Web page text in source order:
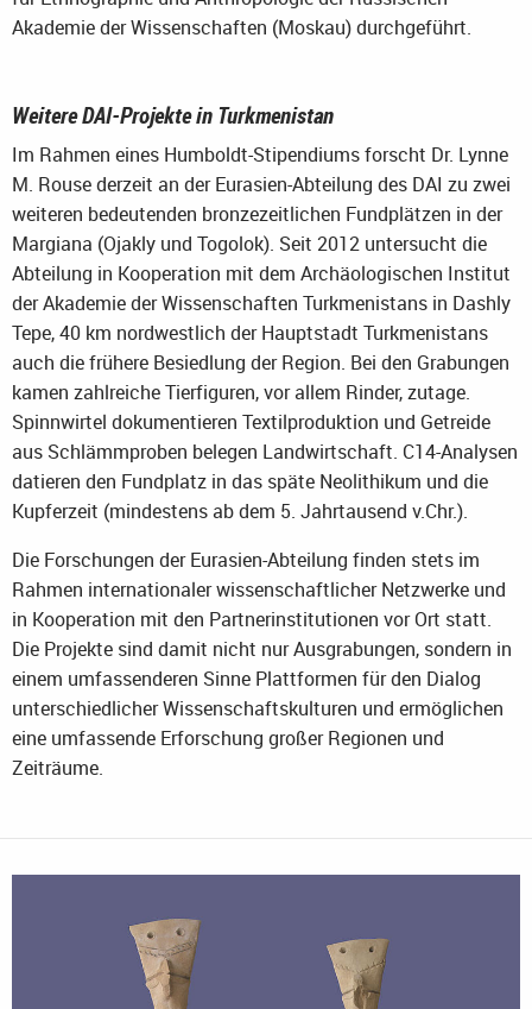
Akademie der Wissenschaften (Moskau) durchgeführt.
Weitere DAI-Projekte in Turkmenistan
Im Rahmen eines Humboldt-Stipendiums forscht Dr. Lynne
M. Rouse derzeit an der Eurasien-Abteilung des DAI zu zwei
weiteren bedeutenden bronzezeitlichen Fundplätzen in der
Margiana (Ojakly und Togolok). Seit 2012 untersucht die
Abteilung in Kooperation mit dem Archäologischen Institut
der Akademie der Wissenschaften Turkmenistans in Dashly
Tepe, 40 km nordwestlich der Hauptstadt Turkmenistans
auch die frühere Besiedlung der Region. Bei den Grabungen
kamen zahlreiche Tierfiguren, vor allem Rinder, zutage.
Spinnwirtel dokumentieren Textilproduktion und Getreide
aus Schlämmproben belegen Landwirtschaft. C14-Analysen
datieren den Fundplatz in das späte Neolithikum und die
Kupferzeit (mindestens ab dem 5. Jahrtausend v.Chr.).
Die Forschungen der Eurasien-Abteilung finden stets im
Rahmen internationaler wissenschaftlicher Netzwerke und
in Kooperation mit den Partnerinstitutionen vor Ort statt.
Die Projekte sind damit nicht nur Ausgrabungen, sondern in
einem umfassenderen Sinne Plattformen für den Dialog
unterschiedlicher Wissenschaftskulturen und ermöglichen
eine umfassende Erforschung großer Regionen und
Zeiträume.